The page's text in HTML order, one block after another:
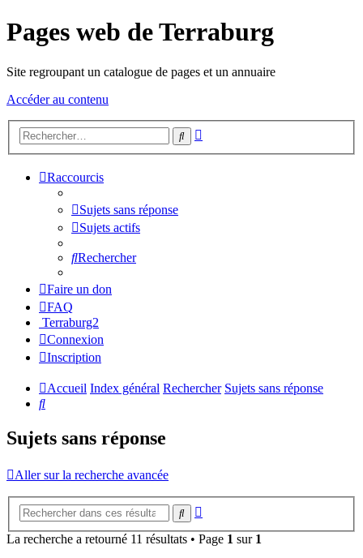
Pages web de Terraburg
Site regroupant un catalogue de pages et un annuaire
Accéder au contenu
Rechercher
Raccourcis
Sujets sans réponse
Sujets actifs
Rechercher
Faire un don
FAQ
Terraburg2
Connexion
Inscription
Accueil Index général Rechercher Sujets sans réponse
Rechercher
Sujets sans réponse
Aller sur la recherche avancée
Rechercher
La recherche a retourné 11 résultats • Page 1 sur 1